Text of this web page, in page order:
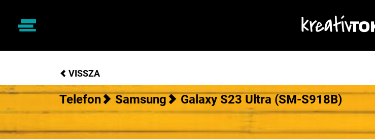
VISSZA
Telefon Samsung Galaxy S23 Ultra (SM-S918B)